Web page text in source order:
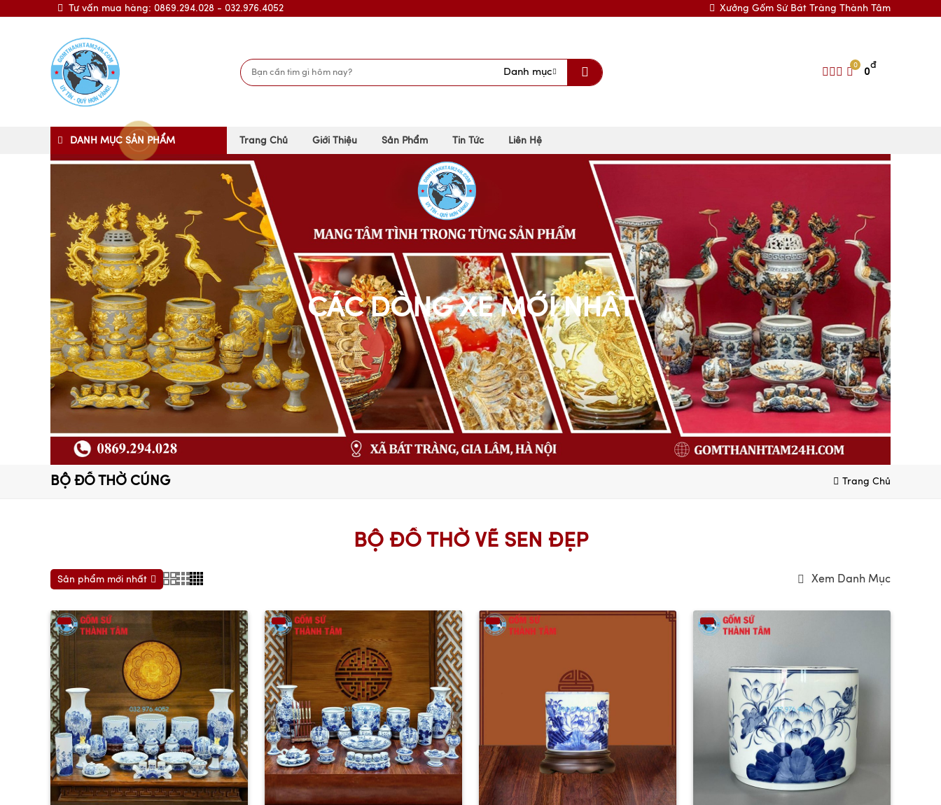
Tư vấn mua hàng: 0869.294.028 - 032.976.4052 Xưởng Gốm Sứ Bát Tràng Thành Tâm
Danh mục
0
0
đ
DANH MỤC SẢN PHẨM Trang Chủ Giới Thiệu Sản Phẩm Tin Tức Liên Hệ
CÁC DÒNG XE MỚI NHẤT
BỘ ĐỒ THỜ CÚNG Trang Chủ
BỘ ĐỒ THỜ VẼ SEN ĐẸP
Sản phẩm mới nhất Xem Danh Mục